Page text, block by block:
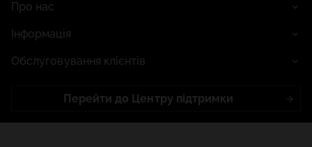
Про нас
Інформація
Обслуговування клієнтів
Перейти до Центру підтримки